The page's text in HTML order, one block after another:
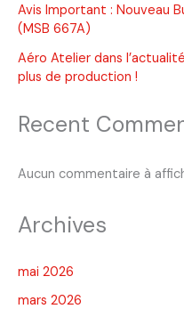
Avis Important : Nouveau
(MSB 667A)
Aéro Atelier dans
plus de production !
Recent
Aucun commentaire à
Archives
mai 2026
mars 2026